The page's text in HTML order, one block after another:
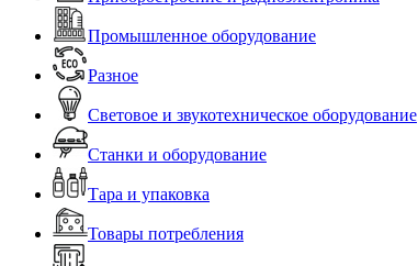
Промышленное оборудование
Разное
Световое и звукотехническое оборудование
Станки и оборудование
Тара и упаковка
Товары потребления